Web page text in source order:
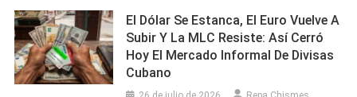
El Dólar Se Estanca, El Euro Vuelve A
Subir Y La MLC Resiste: Así Cerró
Hoy El Mercado Informal De Divisas
Cubano